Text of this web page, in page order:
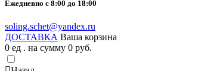
Ежедневно с 8:00 до 18:00
soling.schet@yandex.ru
ДОСТАВКА Ваша корзина
0 ед . на сумму 0 pуб.